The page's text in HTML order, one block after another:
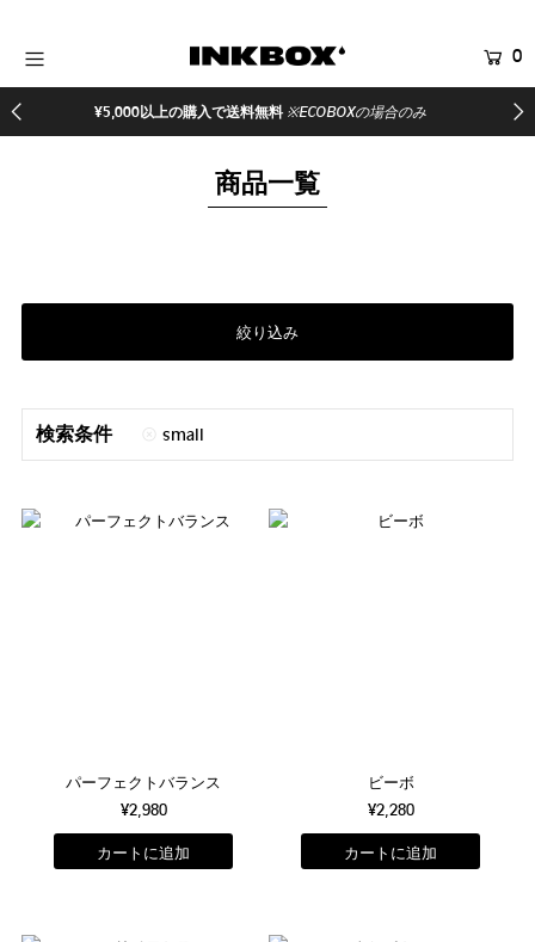
0
¥5,000以上の購入で送料無料 ※ECOBOXの場合のみ
商品一覧
絞り込み
検索条件 small
パーフェクトバランス
¥2,980
ビーボ
¥2,280
HOME